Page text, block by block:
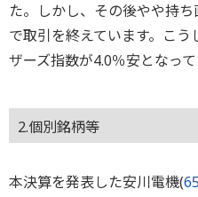
た。しかし、その後やや持
で取引を終えています。こ
ザーズ指数が4.0％安となって
2.個別銘柄等
本決算を発表した安川電機(